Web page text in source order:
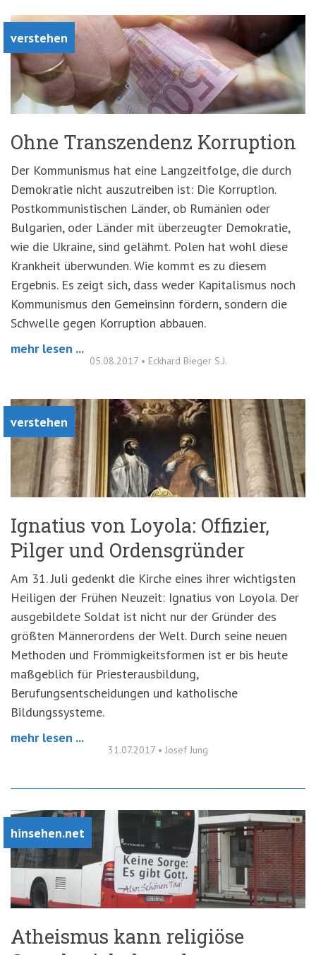
verstehen
Ohne Transzendenz Korruption
Der Kommunismus hat eine Langzeitfolge, die durch
Demokratie nicht auszutreiben ist: Die Korruption.
Postkommunistischen Länder, ob Rumänien oder
Bulgarien, oder Länder mit überzeugter Demokratie,
wie die Ukraine, sind gelähmt. Polen hat wohl diese
Krankheit überwunden. Wie kommt es zu diesem
Ergebnis. Es zeigt sich, dass weder Kapitalismus noch
Kommunismus den Gemeinsinn fördern, sondern die
Schwelle gegen Korruption abbauen.
mehr lesen ...
05.08.2017 • Eckhard Bieger S.J.
verstehen
Ignatius von Loyola: Offizier,
Pilger und Ordensgründer
Am 31. Juli gedenkt die Kirche eines ihrer wichtigsten
Heiligen der Frühen Neuzeit: Ignatius von Loyola. Der
ausgebildete Soldat ist nicht nur der Gründer des
größten Männerordens der Welt. Durch seine neuen
Methoden und Frömmigkeitsformen ist er bis heute
maßgeblich für Priesterausbildung,
Berufungsentscheidungen und katholische
Bildungssysteme.
mehr lesen ...
31.07.2017 • Josef Jung
hinsehen.net
Atheismus kann religiöse